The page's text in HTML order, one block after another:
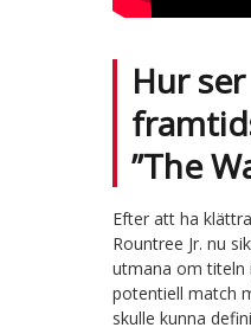
Hur ser
”The
Efter att ha
Rountree Jr. nu
utmana om titeln
potentiell match
skulle kunna